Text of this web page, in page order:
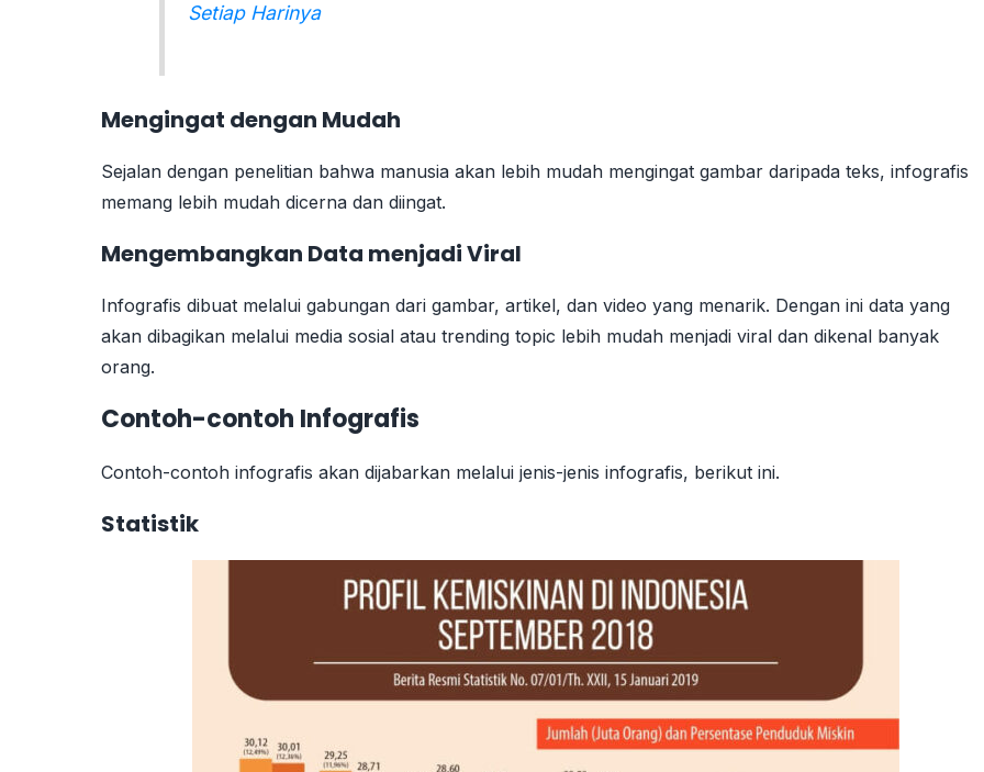
Setiap Harinya
Mengingat dengan Mudah
Sejalan dengan penelitian bahwa manusia akan lebih mudah mengingat gambar daripada teks, infografis
memang lebih mudah dicerna dan diingat.
Mengembangkan Data menjadi Viral
Infografis dibuat melalui gabungan dari gambar, artikel, dan video yang menarik. Dengan ini data yang
akan dibagikan melalui media sosial atau trending topic lebih mudah menjadi viral dan dikenal banyak
orang.
Contoh-contoh Infografis
Contoh-contoh infografis akan dijabarkan melalui jenis-jenis infografis, berikut ini.
Statistik